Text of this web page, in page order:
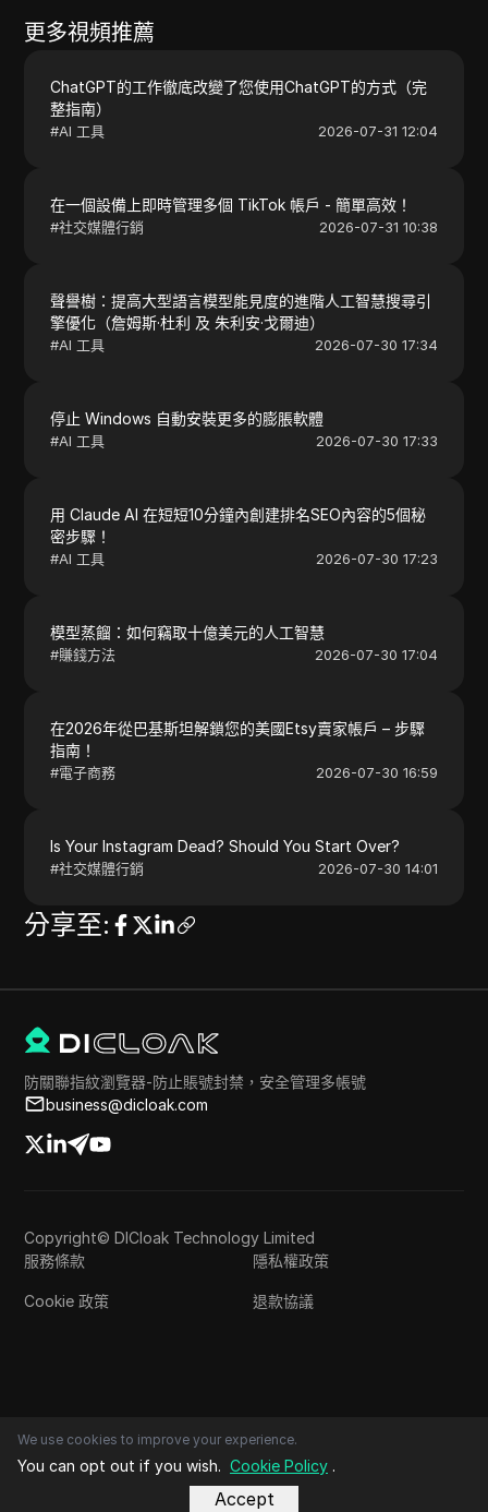
更多視頻推薦
ChatGPT的工作徹底改變了您使用ChatGPT的方式（完
整指南）
#AI 工具 2026-07-31 12:04
在一個設備上即時管理多個 TikTok 帳戶 - 簡單高效！
#社交媒體行銷 2026-07-31 10:38
聲譽樹：提高大型語言模型能見度的進階人工智慧搜尋引
擎優化（詹姆斯·杜利 及 朱利安·戈爾迪）
#AI 工具 2026-07-30 17:34
停止 Windows 自動安裝更多的膨脹軟體
#AI 工具 2026-07-30 17:33
用 Claude AI 在短短10分鐘內創建排名SEO內容的5個秘
密步驟！
#AI 工具 2026-07-30 17:23
模型蒸餾：如何竊取十億美元的人工智慧
#賺錢方法 2026-07-30 17:04
在2026年從巴基斯坦解鎖您的美國Etsy賣家帳戶 – 步驟
指南！
#電子商務 2026-07-30 16:59
Is Your Instagram Dead? Should You Start Over?
#社交媒體行銷 2026-07-30 14:01
分享至:
防關聯指紋瀏覽器-防止賬號封禁，安全管理多帳號
business@dicloak.com
Copyright© DICloak Technology Limited
服務條款
隱私權政策
Cookie 政策 退款協議
We use cookies to improve your experience.
You can opt out if you wish. Cookie Policy .
Accept